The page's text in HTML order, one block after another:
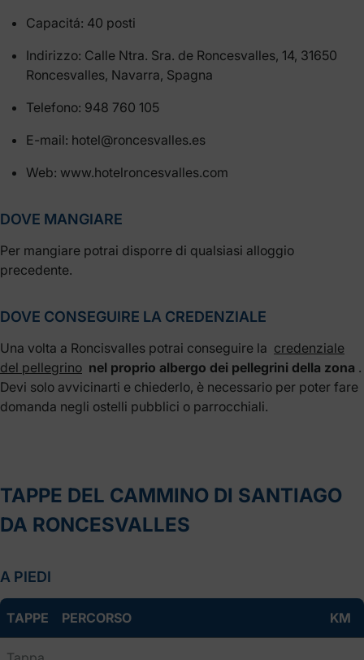
Capacitá: 40 posti
Indirizzo: Calle Ntra. Sra. de Roncesvalles, 14, 31650
Roncesvalles, Navarra, Spagna
Telefono: 948 760 105
E-mail: hotel@roncesvalles.es
Web: www.hotelroncesvalles.com
DOVE MANGIARE
Per mangiare potrai disporre di qualsiasi alloggio
precedente.
DOVE CONSEGUIRE LA CREDENZIALE
Una volta a Roncisvalles potrai conseguire la credenziale
del pellegrino nel proprio albergo dei pellegrini della zona .
Devi solo avvicinarti e chiederlo, è necessario per poter fare
domanda negli ostelli pubblici o parrocchiali.
TAPPE DEL CAMMINO DI SANTIAGO
DA RONCESVALLES
A PIEDI
TAPPE PERCORSO KM